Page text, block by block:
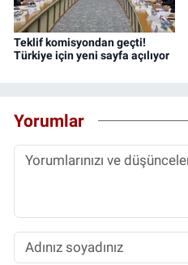
Teklif komisyondan geçti!
Türkiye için yeni sayfa açılıyor
Yorumlar